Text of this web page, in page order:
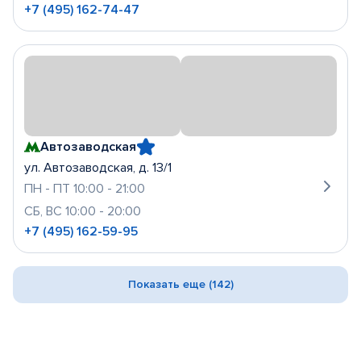
+7 (495) 162-74-47
Автозаводская
ул. Автозаводская, д. 13/1
ПН - ПТ 10:00 - 21:00
СБ, ВС 10:00 - 20:00
+7 (495) 162-59-95
Показать еще (142)